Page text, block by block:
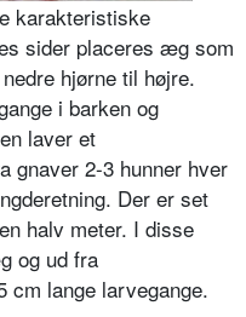
karakteristiske
sider placeres æg som
hjørne til højre.
i barken og
laver et
gnaver 2-3 hunner hver
Der er set
halv meter. I disse
og ud fra
cm lange larvegange.